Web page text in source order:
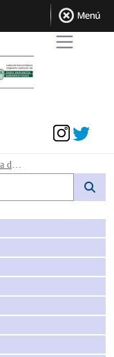
a fecha